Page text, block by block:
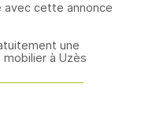
avec cette annonce
une
à Uzès